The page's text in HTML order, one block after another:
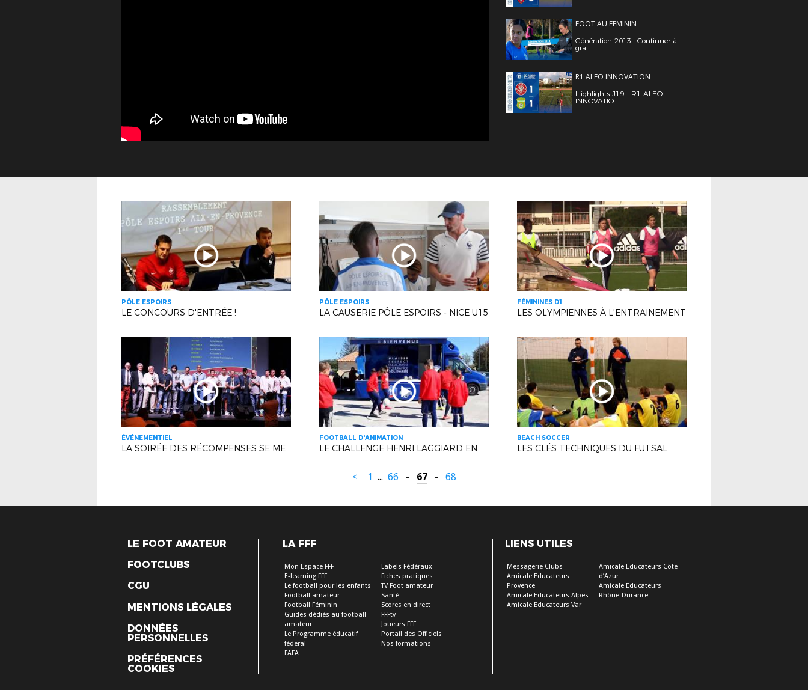
FOOT AU FEMININ
Génération 2013... Continuer à
gra...
R1 ALEO INNOVATION
Highlights J19 - R1 ALEO
INNOVATIO...
PÔLE ESPOIRS
LE CONCOURS D'ENTRÉE !
PÔLE ESPOIRS
LA CAUSERIE PÔLE ESPOIRS - NICE U15
FÉMININES D1
LES OLYMPIENNES À L'ENTRAINEMENT
ÉVÉNEMENTIEL
LA SOIRÉE DES RÉCOMPENSES SE MET EN SEYNE !
FOOTBALL D'ANIMATION
LE CHALLENGE HENRI LAGGIARD EN LIVE !
BEACH SOCCER
LES CLÉS TECHNIQUES DU FUTSAL
< 1 ... 66 - 67 - 68
LE FOOT AMATEUR
FOOTCLUBS
CGU
MENTIONS LÉGALES
DONNÉES
PERSONNELLES
PRÉFÉRENCES
COOKIES
LA FFF
Mon Espace FFF
E-learning FFF
Le football pour les enfants
Football amateur
Football Féminin
Guides dédiés au football
amateur
Le Programme éducatif
fédéral
FAFA
Labels Fédéraux
Fiches pratiques
TV Foot amateur
Santé
Scores en direct
FFFtv
Joueurs FFF
Portail des Officiels
Nos formations
LIENS UTILES
Messagerie Clubs
Amicale Educateurs
Provence
Amicale Educateurs Alpes
Amicale Educateurs Var
Amicale Educateurs Côte
d’Azur
Amicale Educateurs
Rhône-Durance